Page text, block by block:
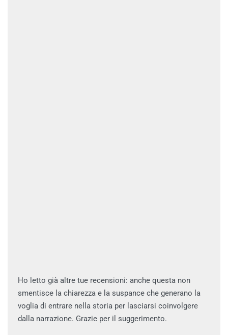
Ho letto già altre tue recensioni: anche questa non
smentisce la chiarezza e la suspance che generano la
voglia di entrare nella storia per lasciarsi coinvolgere
dalla narrazione. Grazie per il suggerimento.